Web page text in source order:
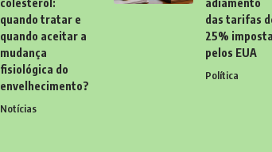
quando tratar e
quando aceitar a
mudança
fisiológica do
envelhecimento?
Notícias
das tarifas
25%
pelos EUA
Política